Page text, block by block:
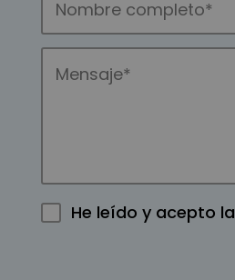
He leído y acepto la